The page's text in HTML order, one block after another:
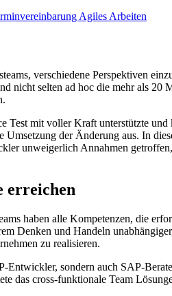
verschiedene Perspektiven
nicht selten ad hoc die mehr als 20
mit voller Kraft unterstützte
der Änderung aus. In
unweigerlich Annahmen
erreichen
haben alle Kompetenzen, die
Denken und Handeln
zu realisieren.
sondern auch SAP-
das cross-funktionale Team